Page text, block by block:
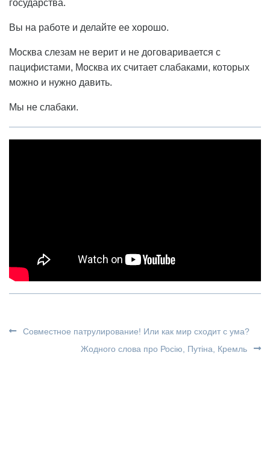
государства.
Вы на работе и делайте ее хорошо.
Москва слезам не верит и не договаривается с
пацифистами, Москва их считает слабаками, которых
можно и нужно давить.
Мы не слабаки.
Совместное патрулирование! Или как мир сходит с ума?
Жодного слова про Росію, Путіна, Кремль